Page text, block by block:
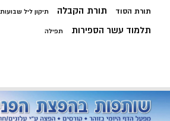
תורת הסוד תורת הקבלה תיקון ליל שבועות
תלמוד עשר הספירות תפילה